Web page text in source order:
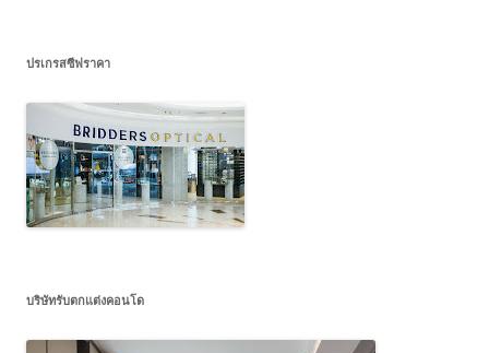
ปรเกรสซีฟราคา
บริษัทรับตกแต่งคอนโด